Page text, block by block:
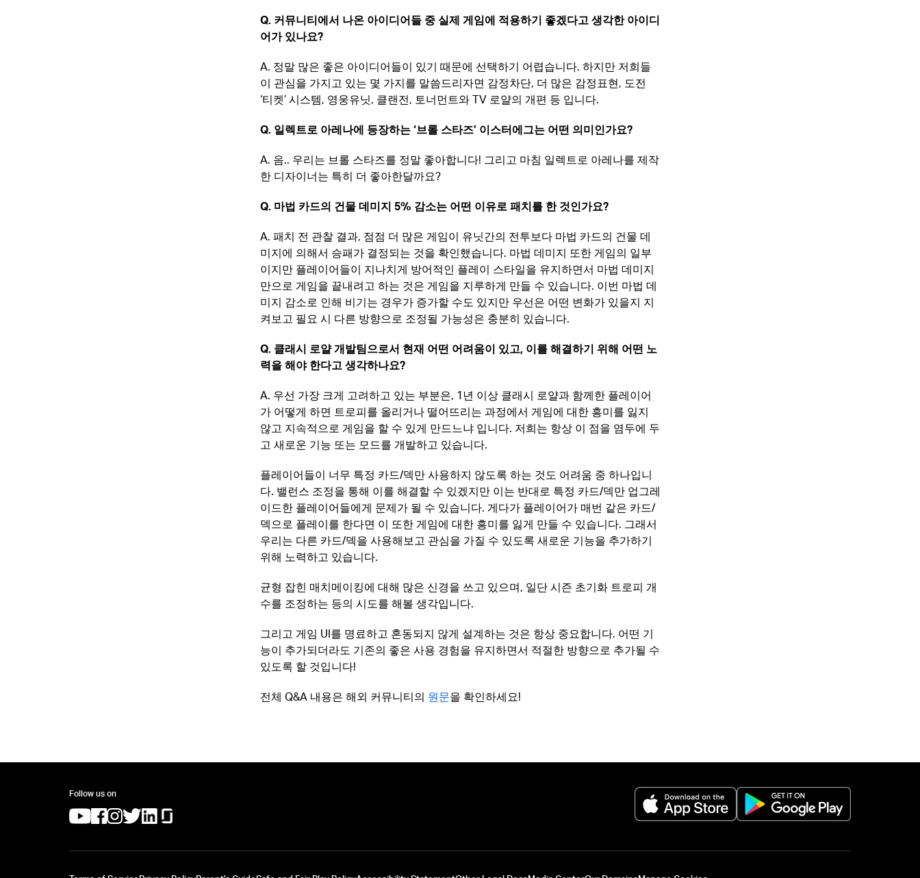
Q. 커뮤니티에서 나온 아이디어들 중 실제 게임에 적용하기 좋겠다고 생각한 아이디
어가 있나요?
A. 정말 많은 좋은 아이디어들이 있기 때문에 선택하기 어렵습니다. 하지만 저희들
이 관심을 가지고 있는 몇 가지를 말씀드리자면 감정차단, 더 많은 감정표현, 도전
‘티켓’ 시스템, 영웅유닛, 클랜전, 토너먼트와 TV 로얄의 개편 등 입니다.
Q. 일렉트로 아레나에 등장하는 ‘브롤 스타즈’ 이스터에그는 어떤 의미인가요?
A. 음.. 우리는 브롤 스타즈를 정말 좋아합니다! 그리고 마침 일렉트로 아레나를 제작
한 디자이너는 특히 더 좋아한달까요?
Q. 마법 카드의 건물 데미지 5% 감소는 어떤 이유로 패치를 한 것인가요?
A. 패치 전 관찰 결과, 점점 더 많은 게임이 유닛간의 전투보다 마법 카드의 건물 데
미지에 의해서 승패가 결정되는 것을 확인했습니다. 마법 데미지 또한 게임의 일부
이지만 플레이어들이 지나치게 방어적인 플레이 스타일을 유지하면서 마법 데미지
만으로 게임을 끝내려고 하는 것은 게임을 지루하게 만들 수 있습니다. 이번 마법 데
미지 감소로 인해 비기는 경우가 증가할 수도 있지만 우선은 어떤 변화가 있을지 지
켜보고 필요 시 다른 방향으로 조정될 가능성은 충분히 있습니다.
Q. 클래시 로얄 개발팀으로서 현재 어떤 어려움이 있고, 이를 해결하기 위해 어떤 노
력을 해야 한다고 생각하나요?
A. 우선 가장 크게 고려하고 있는 부분은, 1년 이상 클래시 로얄과 함께한 플레이어
가 어떻게 하면 트로피를 올리거나 떨어뜨리는 과정에서 게임에 대한 흥미를 잃지
않고 지속적으로 게임을 할 수 있게 만드느냐 입니다. 저희는 항상 이 점을 염두에 두
고 새로운 기능 또는 모드를 개발하고 있습니다.
플레이어들이 너무 특정 카드/덱만 사용하지 않도록 하는 것도 어려움 중 하나입니
다. 밸런스 조정을 통해 이를 해결할 수 있겠지만 이는 반대로 특정 카드/덱만 업그레
이드한 플레이어들에게 문제가 될 수 있습니다. 게다가 플레이어가 매번 같은 카드/
덱으로 플레이를 한다면 이 또한 게임에 대한 흥미를 잃게 만들 수 있습니다. 그래서
우리는 다른 카드/덱을 사용해보고 관심을 가질 수 있도록 새로운 기능을 추가하기
위해 노력하고 있습니다.
균형 잡힌 매치메이킹에 대해 많은 신경을 쓰고 있으며, 일단 시즌 초기화 트로피 개
수를 조정하는 등의 시도를 해볼 생각입니다.
그리고 게임 UI를 명료하고 혼동되지 않게 설계하는 것은 항상 중요합니다. 어떤 기
능이 추가되더라도 기존의 좋은 사용 경험을 유지하면서 적절한 방향으로 추가될 수
있도록 할 것입니다!
전체 Q&A 내용은 해외 커뮤니티의 원문을 확인하세요!
Follow us on
(opens in a new tab)
(opens in a new tab)
(opens in a new tab)
(opens in a new tab)
(opens in a new tab)
(opens in a new tab)